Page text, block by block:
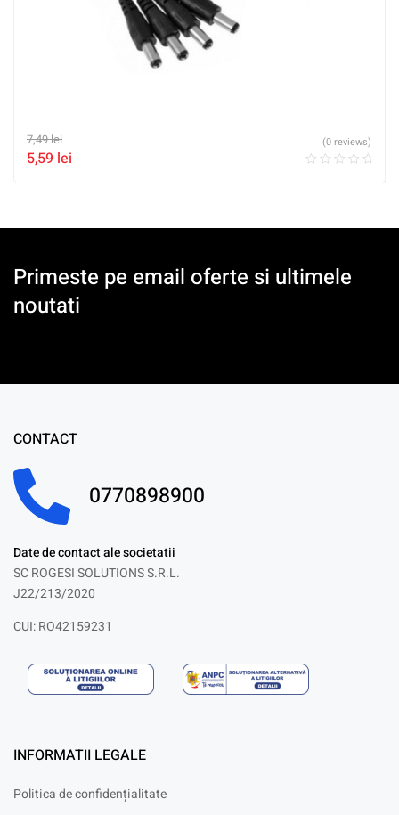
7,49lei
5,59 lei
(0 reviews)
Primeste pe email oferte si ultimele
noutati
CONTACT
0770898900
Date de contact ale societatii
SC ROGESI SOLUTIONS S.R.L.
J22/213/2020
CUI: RO42159231
INFORMATII LEGALE
Politica de confidențialitate